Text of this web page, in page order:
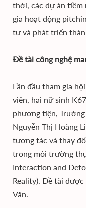
thời, các dự án tiềm
gia hoạt động
tư và phát triển
Đề tài công nghệ
Lần đầu tham gia
viên, hai nữ sinh
phương tiện,
Nguyễn Thị Hoàng
tương tác và thay
trong môi trường
Interaction and
Reality). Đề tài
Văn.